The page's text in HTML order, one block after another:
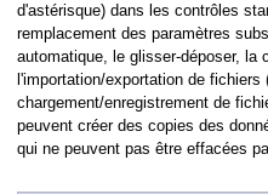
d'astérisque) dans les contrôles
remplacement des paramètres
automatique, le glisser-déposer, la
l'importation/exportation de
chargement/enregistrement de
peuvent créer des copies des
qui ne peuvent pas être effacées